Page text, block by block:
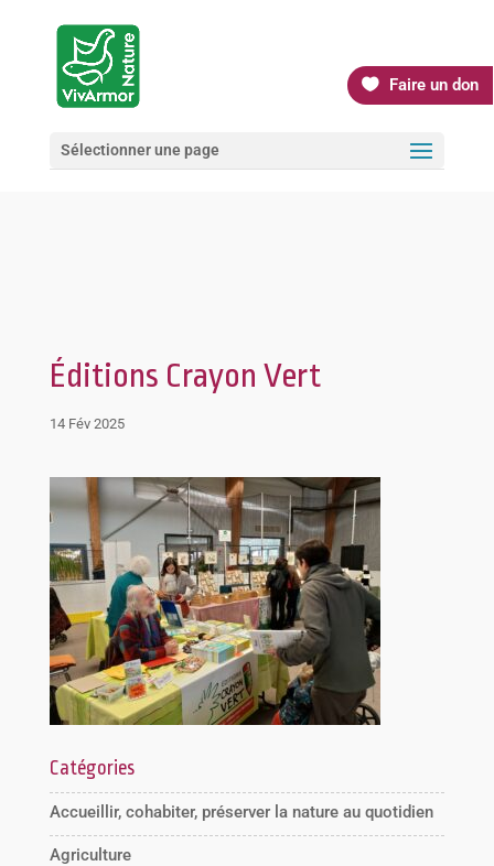
Faire un don
Sélectionner une page
Éditions Crayon Vert
14 Fév 2025
Catégories
Accueillir, cohabiter, préserver la nature au quotidien
Agriculture